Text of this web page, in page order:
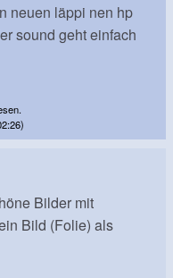
neuen läppi nen hp
sound geht einfach
Bilder mit
Bild (Folie) als